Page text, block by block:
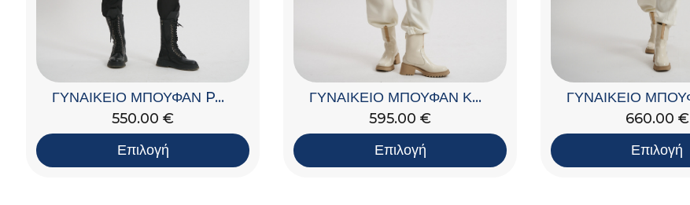
ΓΥΝΑΙΚΕΙΟ ΜΠΟΥΦΑΝ PADDED ΜΕ ΚΟΥΚΟΥΛΑ
550.00€
Επιλογή
ΓΥΝΑΙΚΕΙΟ ΜΠΟΥΦΑΝ ΚΑΠΙΤΟΝΕ ΜΕ ΚΟΥΚΟΥΛΑ
595.00€
Επιλογή
660.00 €
Επιλογή